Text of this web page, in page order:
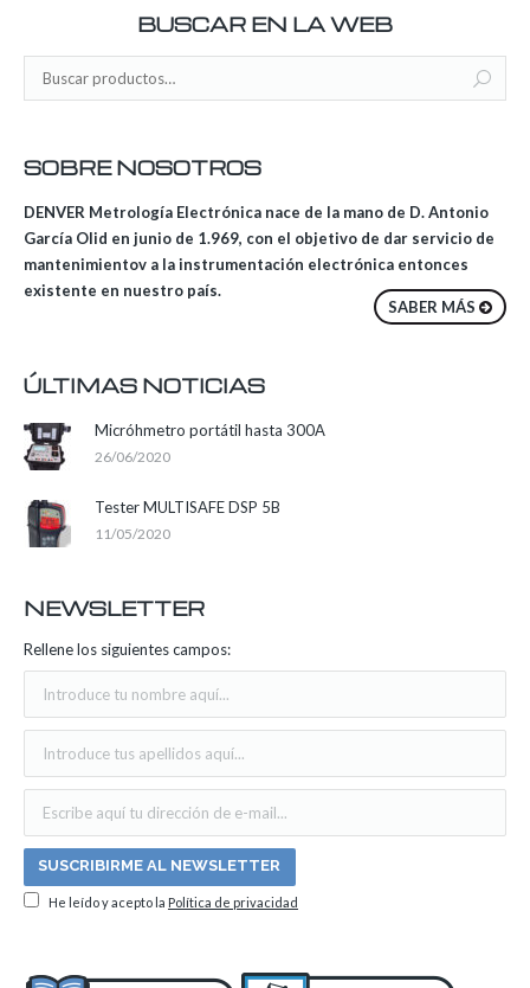
BUSCAR EN LA WEB
SOBRE NOSOTROS
DENVER Metrología Electrónica nace de la mano de D. Antonio
García Olid en junio de 1.969, con el objetivo de dar servicio de
mantenimientov a la instrumentación electrónica entonces
existente en nuestro país.
SABER MÁS
ÚLTIMAS NOTICIAS
Micróhmetro portátil hasta 300A
26/06/2020
Tester MULTISAFE DSP 5B
11/05/2020
NEWSLETTER
Rellene los siguientes campos:
He leído y acepto la Política de privacidad